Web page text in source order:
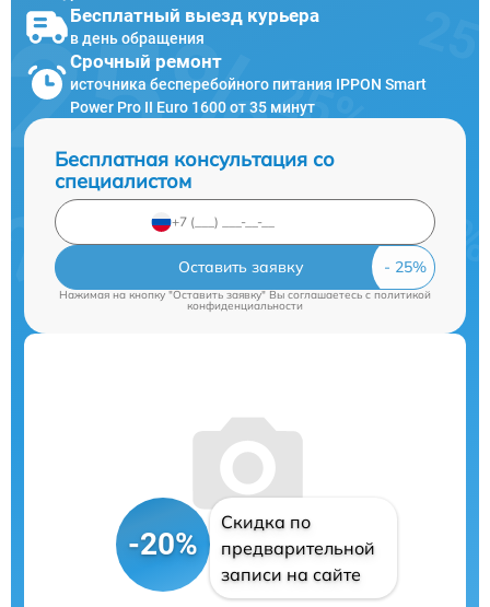
Бесплатный выезд курьера
в день обращения
Срочный ремонт
источника бесперебойного питания IPPON Smart
Power Pro II Euro 1600 от 35 минут
Бесплатная консультация со
специалистом
Оставить заявку
Нажимая на кнопку "Оставить заявку" Вы соглашаетесь cполитикой
конфиденциальности
-20%
Скидка по
предварительной
записи на сайте